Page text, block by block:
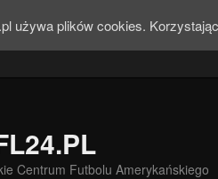
Centrum Futbolu Amerykańskiego
używa plików cookies.